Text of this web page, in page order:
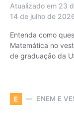
Atualizado em 23
14 de julho de
Entenda como
Matemática no
de graduação da
E ENEM E